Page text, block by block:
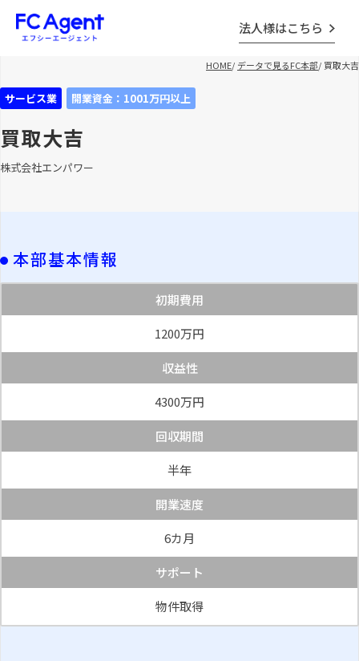
法人様はこちら
HOME/ データで見るFC本部/ 買取大吉
サービス業 開業資金：1001万円以上
買取大吉
株式会社エンパワー
本部基本情報
初期費用
1200万円
収益性
4300万円
回収期間
半年
開業速度
6カ月
サポート
物件取得